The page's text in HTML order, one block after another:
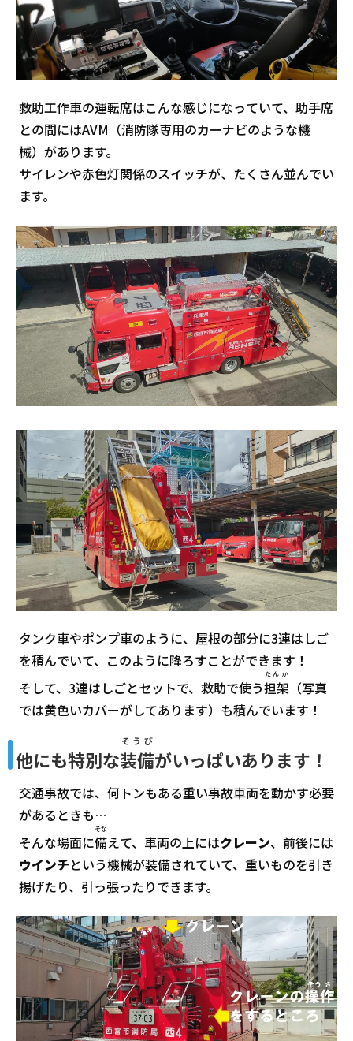
救助工作車の運転席はこんな感じになっていて、助手席
との間にはAVM（消防隊専用のカーナビのような機
械）があります。
サイレンや赤色灯関係のスイッチが、たくさん並んでい
ます。
タンク車やポンプ車のように、屋根の部分に3連はしご
を積んでいて、このように降ろすことができます！
そして、3連はしごとセットで、救助で使う担架
たんか
（写真
では黄色いカバーがしてあります）も積んでいます！
他にも特別な装備
そうび
がいっぱいあります！
交通事故では、何トンもある重い事故車両を動かす必要
があるときも…
そんな場面に備
そな
えて、車両の上にはクレーン、前後には
ウインチという機械が装備されていて、重いものを引き
揚げたり、引っ張ったりできます。